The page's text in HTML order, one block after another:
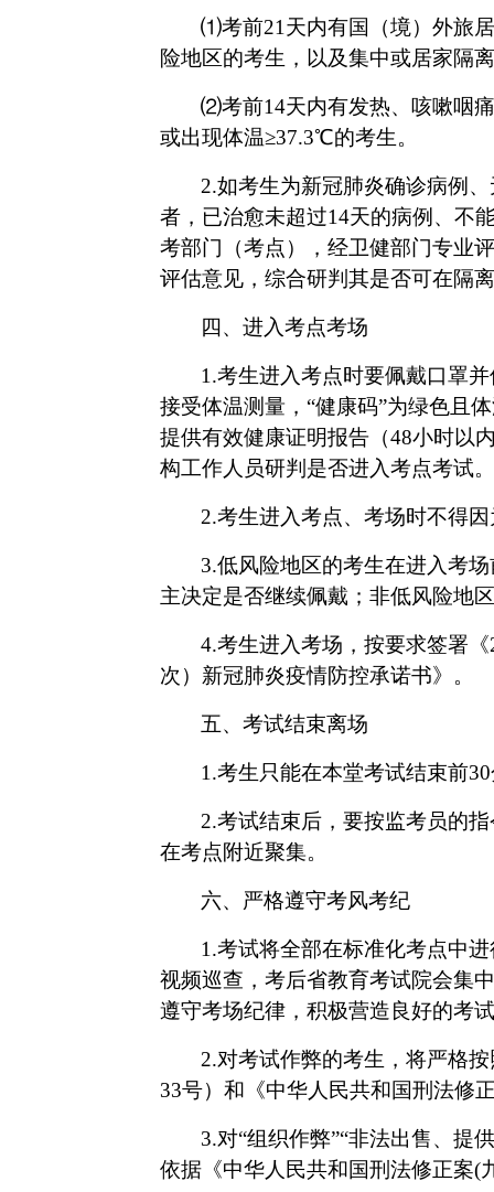
⑴考前21天内有国（境）外旅
险地区的考生，以及集中或居家隔
⑵考前14天内有发热、咳嗽咽
或出现体温≥37.3℃的考生。
2.如考生为新冠肺炎确诊病例
者，已治愈未超过14天的病例、不
考部门（考点），经卫健部门专业
评估意见，综合研判其是否可在隔
四、进入考点考场
1.考生进入考点时要佩戴口罩
接受体温测量，“健康码”为绿色且
提供有效健康证明报告（48小时以
构工作人员研判是否进入考点考试。
2.考生进入考点、考场时不得
3.低风险地区的考生在进入考
主决定是否继续佩戴；非低风险地
4.考生进入考场，按要求签署
次）新冠肺炎疫情防控承诺书》。
五、考试结束离场
1.考生只能在本堂考试结束前
2.考试结束后，要按监考员的
在考点附近聚集。
六、严格遵守考风考纪
1.考试将全部在标准化考点中
视频巡查，考后省教育考试院会集
遵守考场纪律，积极营造良好的考
2.对考试作弊的考生，将严格
33号）和《中华人民共和国刑法修
3.对“组织作弊”“非法出售、提
依据《中华人民共和国刑法修正案(